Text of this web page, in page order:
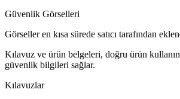
Güvenlik Görselleri
Görseller en kısa sürede satıcı tarafından
Kılavuz ve ürün belgeleri, doğru ürün
güvenlik bilgileri sağlar.
Kılavuzlar